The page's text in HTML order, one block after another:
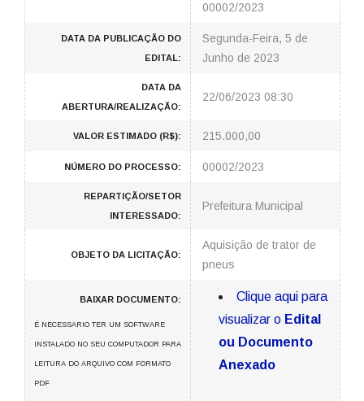
00002/2023
DATA DA PUBLICAÇÃO DO
EDITAL:
Segunda-Feira, 5 de
Junho de 2023
DATA DA
ABERTURA/REALIZAÇÃO:
22/06/2023 08:30
VALOR ESTIMADO (R$): 215.000,00
NÚMERO DO PROCESSO: 00002/2023
REPARTIÇÃO/SETOR
INTERESSADO:
Prefeitura Municipal
OBJETO DA LICITAÇÃO:
Aquisição de trator de
pneus
BAIXAR DOCUMENTO:
É NECESSARIO TER UM SOFTWARE
INSTALADO NO SEU COMPUTADOR PARA
LEITURA DO ARQUIVO COM FORMATO
PDF
Clique aqui para
visualizar o Edital
ou Documento
Anexado